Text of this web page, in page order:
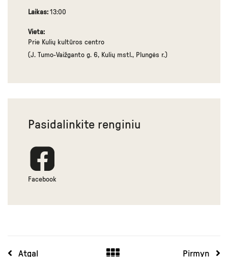
Laikas: 13:00
Vieta:
Prie Kulių kultūros centro
(J. Tumo-Vaižganto g. 6, Kulių mstl., Plungės r.)
Pasidalinkite renginiu
Facebook
Atgal Pirmyn